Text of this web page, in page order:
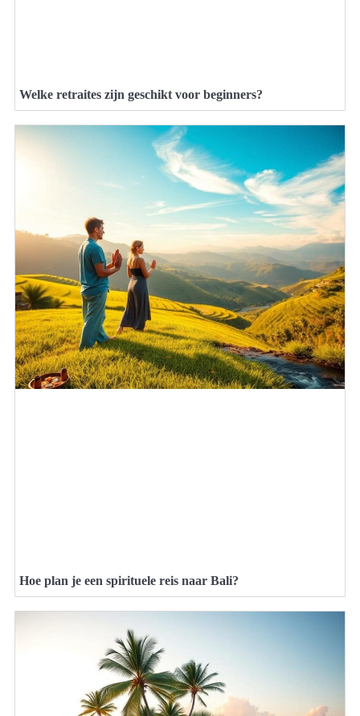
Welke retraites zijn geschikt voor beginners?
Hoe plan je een spirituele reis naar Bali?